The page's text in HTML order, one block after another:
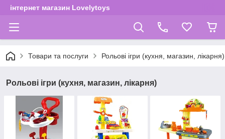
інтернет магазин Lovelytoys
Товари та послуги Рольові ігри (кухня, магазин, лікарня)
Рольові ігри (кухня, магазин, лікарня)